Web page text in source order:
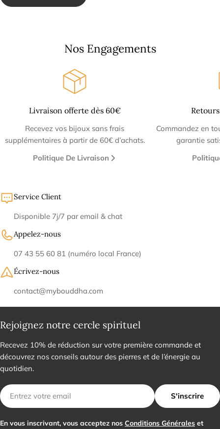
Nos Engagements
Livraison offerte dès 60€
Recevez vos bijoux sans frais
supplémentaires à partir de 60€ d’achats.
Politique De Livraison
Commandez en
garantie
Service Client
Disponible 7j/7 par email & chat
Appelez-nous
07 43 55 60 81 (numéro local France)
Écrivez-nous
contact@mybouddha.com
Rejoignez notre cercle spirituel
Recevez 10% de réduction sur votre première commande et
découvrez nos conseils autour des pierres et de l’énergie au
quotidien.
E-
mail
S'inscrire
En vous inscrivant, vous acceptez nos Conditions Générales et